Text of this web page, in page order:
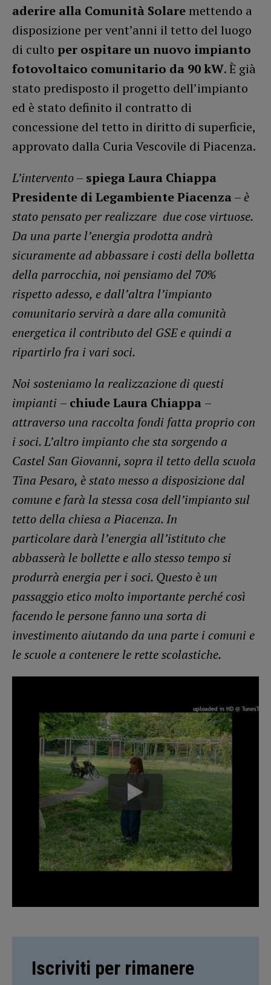
aderire alla Comunità Solare mettendo a
disposizione per vent’anni il tetto del luogo
di culto per ospitare un nuovo impianto
fotovoltaico comunitario da 90 kW. È già
stato predisposto il progetto dell’impianto
ed è stato definito il contratto di
concessione del tetto in diritto di superficie,
approvato dalla Curia Vescovile di Piacenza.
L’intervento– spiega Laura Chiappa
Presidente di Legambiente Piacenza– è
stato pensato per realizzare due cose virtuose.
Da una parte l’energia prodotta andrà
sicuramente ad abbassare i costi della bolletta
della parrocchia, noi pensiamo del 70%
rispetto adesso, e dall’altra l’impianto
comunitario servirà a dare alla comunità
energetica il contributo del GSE e quindi a
ripartirlo fra i vari soci.
Noi sosteniamo la realizzazione di questi
impianti – chiude Laura Chiappa –
attraverso una raccolta fondi fatta proprio con
i soci. L’altro impianto che sta sorgendo a
Castel San Giovanni, sopra il tetto della scuola
Tina Pesaro, è stato messo a disposizione dal
comune e farà la stessa cosa dell’impianto sul
tetto della chiesa a Piacenza. In
particolare darà l’energia all’istituto che
abbasserà le bollette e allo stesso tempo si
produrrà energia per i soci. Questo è un
passaggio etico molto importante perché così
facendo le persone fanno una sorta di
investimento aiutando da una parte i comuni e
le scuole a contenere le rette scolastiche.
Iscriviti per rimanere